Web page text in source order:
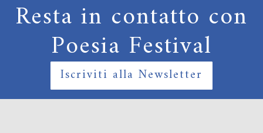
Resta in contatto con
Poesia Festival
Iscriviti alla Newsletter